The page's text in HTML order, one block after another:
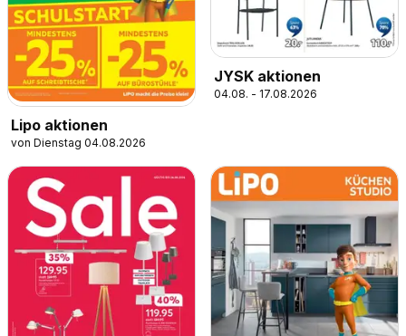
Lipo aktionen
von Dienstag 04.08.2026
JYSK aktionen
04.08. - 17.08.2026